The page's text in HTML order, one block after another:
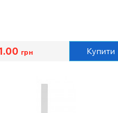
грн Купити